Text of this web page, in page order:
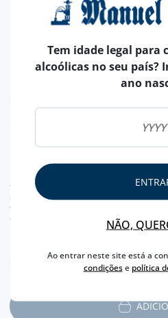
DALVA
1971 (GOLDEN
Este branco com mais de quatro
aroma a laranja caramelizada,
moscada. Na boca é realmente
prolongado e vigoroso
199,90€
TAXA LEGAL EM VIGOR INCLUÍDO.
despesas de envio calculadas na finalização da
valor de conversão meramente indicativo,
em euros (€).
Tem idade legal para
alcoólicas no seu país?
ano
NÃO,
Ao entrar neste site está a
condiçõese política